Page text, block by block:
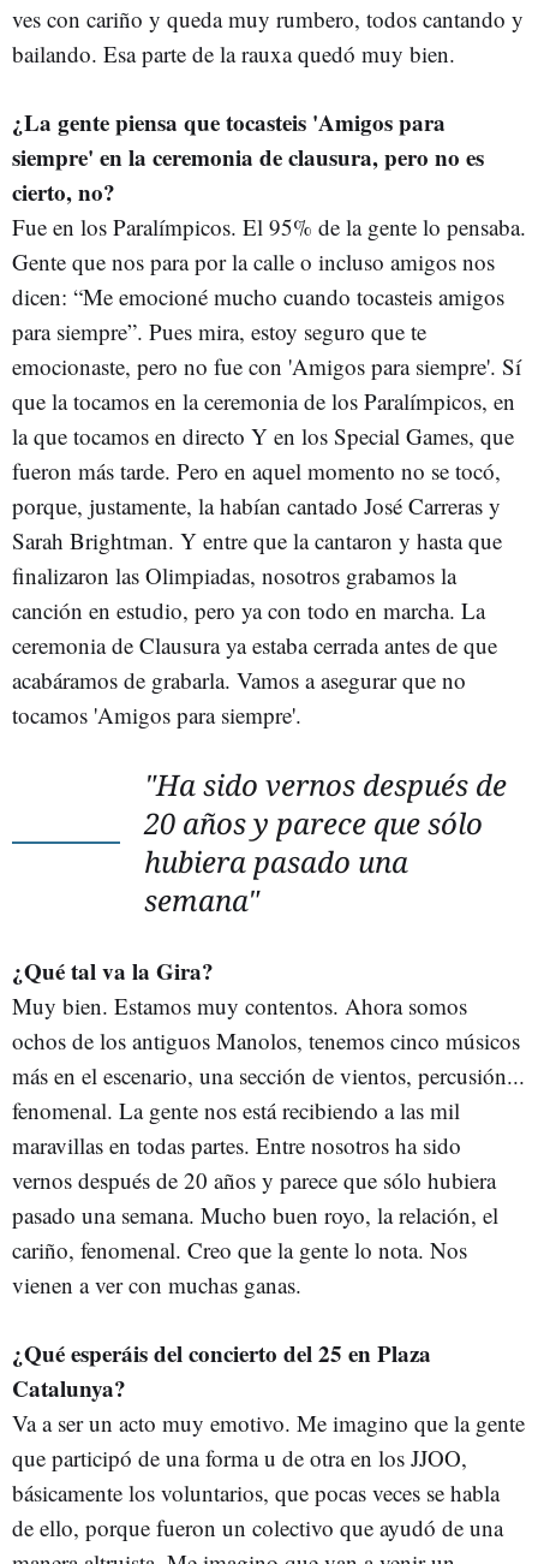
ves con cariño y queda muy rumbero, todos cantando y
bailando. Esa parte de la rauxa quedó muy bien.
¿La gente piensa que tocasteis 'Amigos para
siempre' en la ceremonia de clausura, pero no es
cierto, no?
Fue en los Paralímpicos. El 95% de la gente lo pensaba.
Gente que nos para por la calle o incluso amigos nos
dicen: “Me emocioné mucho cuando tocasteis amigos
para siempre”. Pues mira, estoy seguro que te
emocionaste, pero no fue con 'Amigos para siempre'. Sí
que la tocamos en la ceremonia de los Paralímpicos, en
la que tocamos en directo Y en los Special Games, que
fueron más tarde. Pero en aquel momento no se tocó,
porque, justamente, la habían cantado José Carreras y
Sarah Brightman. Y entre que la cantaron y hasta que
finalizaron las Olimpiadas, nosotros grabamos la
canción en estudio, pero ya con todo en marcha. La
ceremonia de Clausura ya estaba cerrada antes de que
acabáramos de grabarla. Vamos a asegurar que no
tocamos 'Amigos para siempre'.
"Ha sido vernos después de
20 años y parece que sólo
hubiera pasado una
semana"
¿Qué tal va la Gira?
Muy bien. Estamos muy contentos. Ahora somos
ochos de los antiguos Manolos, tenemos cinco músicos
más en el escenario, una sección de vientos, percusión...
fenomenal. La gente nos está recibiendo a las mil
maravillas en todas partes. Entre nosotros ha sido
vernos después de 20 años y parece que sólo hubiera
pasado una semana. Mucho buen royo, la relación, el
cariño, fenomenal. Creo que la gente lo nota. Nos
vienen a ver con muchas ganas.
¿Qué esperáis del concierto del 25 en Plaza
Catalunya?
Va a ser un acto muy emotivo. Me imagino que la gente
que participó de una forma u de otra en los JJOO,
básicamente los voluntarios, que pocas veces se habla
de ello, porque fueron un colectivo que ayudó de una